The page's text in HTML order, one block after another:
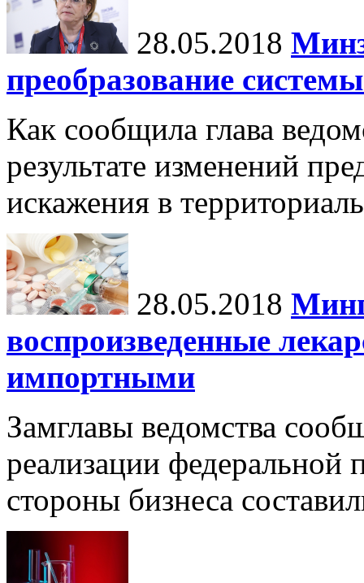
28.05.2018
преобразование
Как сообщила глава
результате изменений
искажения в
28.05.2018
воспроизведенные
импортными
Замглавы ведомства
реализации
стороны бизнеса